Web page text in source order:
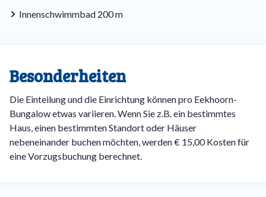
Innenschwimmbad 200 m
Besonderheiten
Die Einteilung und die Einrichtung können pro Eekhoorn-
Bungalow etwas variieren. Wenn Sie z.B. ein bestimmtes
Haus, einen bestimmten Standort oder Häuser
nebeneinander buchen möchten, werden € 15,00 Kosten für
eine Vorzugsbuchung berechnet.